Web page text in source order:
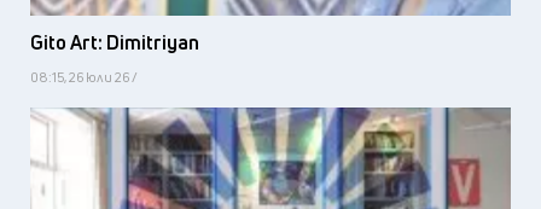
Gito Art: Dimitriyan
08:15, 26 юли 26 /